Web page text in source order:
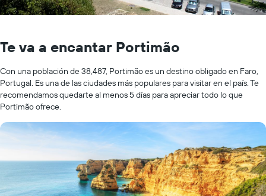
Te va a encantar Portimão
Con una población de 38,487, Portimão es un destino obligado en Faro,
Portugal. Es una de las ciudades más populares para visitar en el país. Te
recomendamos quedarte al menos 5 días para apreciar todo lo que
Portimão ofrece.